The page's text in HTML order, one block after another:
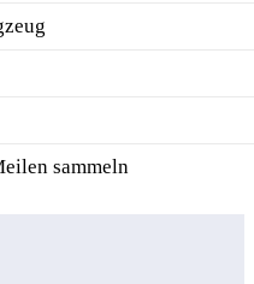
sammeln